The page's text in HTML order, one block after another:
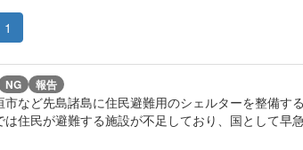
1
NG 報告
など先島諸島に住民避難用のシェルターを整備す
住民が避難する施設が不足しており、国として早